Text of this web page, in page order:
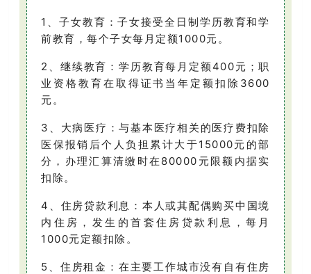
1、子女教育：子女接受全日制学历教育和学
前教育，每个子女每月定额1000元。
2、继续教育：学历教育每月定额400元；职
业资格教育在取得证书当年定额扣除3600
元。
3、大病医疗：与基本医疗相关的医疗费扣除
医保报销后个人负担累计大于15000元的部
分，办理汇算清缴时在80000元限额内据实
扣除。
4、住房贷款利息：本人或其配偶购买中国境
内住房，发生的首套住房贷款利息，每月
1000元定额扣除。
5、住房租金：在主要工作城市没有自有住房